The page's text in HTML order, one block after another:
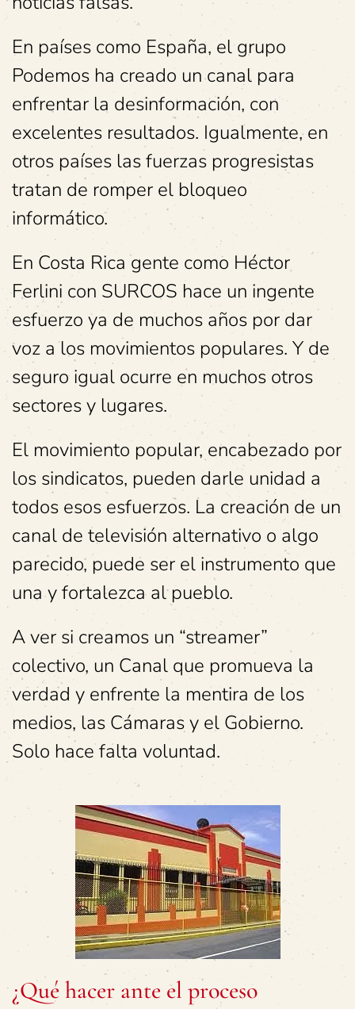
En países como España, el grupo
Podemos ha creado un canal para
enfrentar la desinformación, con
excelentes resultados. Igualmente, en
otros países las fuerzas progresistas
tratan de romper el bloqueo
informático.
En Costa Rica gente como Héctor
Ferlini con SURCOS hace un ingente
esfuerzo ya de muchos años por dar
voz a los movimientos populares. Y de
seguro igual ocurre en muchos otros
sectores y lugares.
El movimiento popular, encabezado por
los sindicatos, pueden darle unidad a
todos esos esfuerzos. La creación de un
canal de televisión alternativo o algo
parecido, puede ser el instrumento que
una y fortalezca al pueblo.
A ver si creamos un “streamer”
colectivo, un Canal que promueva la
verdad y enfrente la mentira de los
medios, las Cámaras y el Gobierno.
Solo hace falta voluntad.
¿Qué hacer ante el proceso